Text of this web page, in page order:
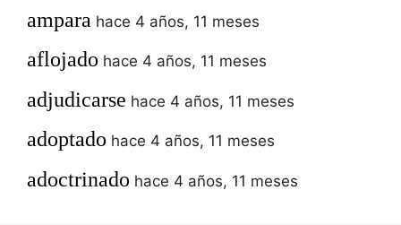
ampara hace 4 años, 11 meses
aflojado hace 4 años, 11 meses
adjudicarse hace 4 años, 11 meses
adoptado hace 4 años, 11 meses
adoctrinado hace 4 años, 11 meses